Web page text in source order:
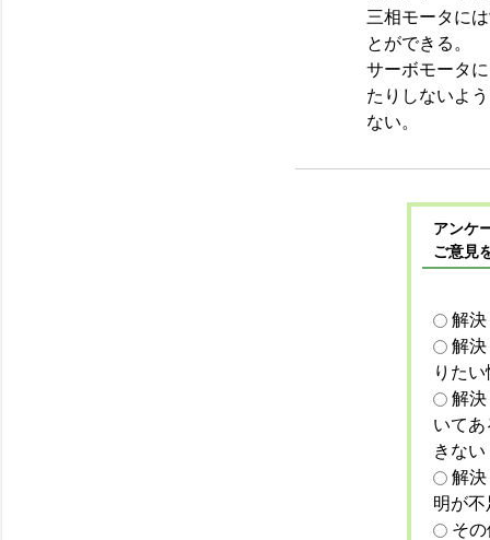
三相モータに
とができる。
サーボモータ
たりしないよ
ない。
アンケ
ご意見
解
解
りた
解
いて
きない
解
明が
そ